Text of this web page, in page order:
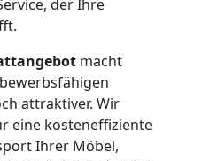
der Ihre
macht
attraktiver. Wir
eine kosteneffiziente
Ihrer Möbel,